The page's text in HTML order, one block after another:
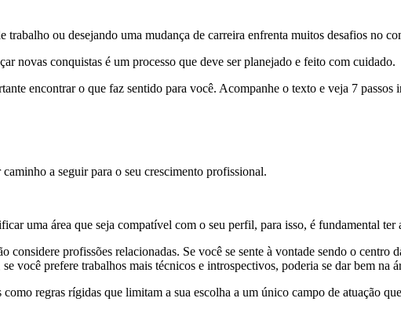
ou desejando uma mudança de carreira enfrenta muitos desafios no
novas conquistas é um processo que deve ser planejado e feito com cuidado.
encontrar o que faz sentido para você. Acompanhe o texto e veja 7
a seguir para o seu crescimento profissional.
uma área que seja compatível com o seu perfil, para isso, é fundamental ter
considere profissões relacionadas. Se você se sente à vontade sendo o centro
você prefere trabalhos mais técnicos e introspectivos, poderia se dar bem na
regras rígidas que limitam a sua escolha a um único campo de atuação